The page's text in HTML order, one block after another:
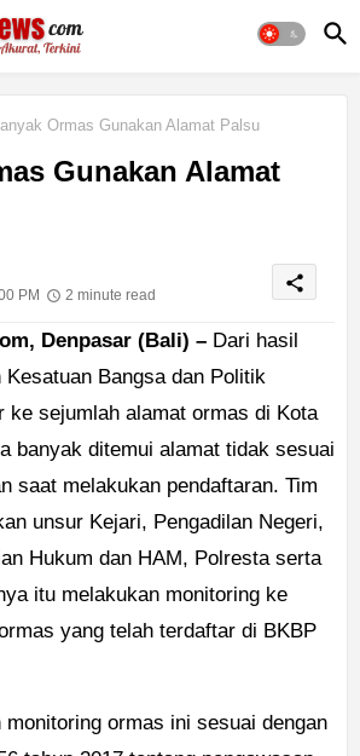
Ormas Gunakan Alamat Palsu
Gunakan Alamat
PM
2 minute read
share
Denpasar (Bali) – Dari hasil
Kesatuan Bangsa dan Politik
ke sejumlah alamat ormas di Kota
banyak ditemui alamat tidak sesuai
saat melakukan pendaftaran. Tim
unsur Kejari, Pengadilan Negeri,
Hukum dan HAM, Polresta serta
itu melakukan monitoring ke
yang telah terdaftar di BKBP
monitoring ormas ini sesuai dengan